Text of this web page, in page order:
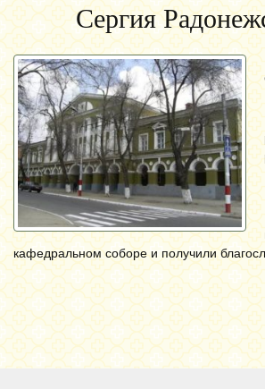
Сергия
кафедральном соборе и получили